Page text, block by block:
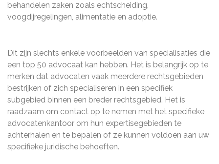
behandelen zaken zoals echtscheiding,
voogdijregelingen, alimentatie en adoptie.
Dit zijn slechts enkele voorbeelden van specialisaties die
een top 50 advocaat kan hebben. Het is belangrijk op te
merken dat advocaten vaak meerdere rechtsgebieden
bestrijken of zich specialiseren in een specifiek
subgebied binnen een breder rechtsgebied. Het is
raadzaam om contact op te nemen met het specifieke
advocatenkantoor om hun expertisegebieden te
achterhalen en te bepalen of ze kunnen voldoen aan uw
specifieke juridische behoeften.